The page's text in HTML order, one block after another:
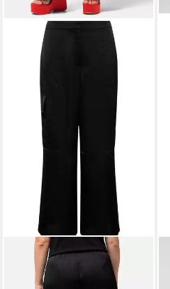
ULLA POPKEN
Funktionshose Satin-
Cargohose Mary weites